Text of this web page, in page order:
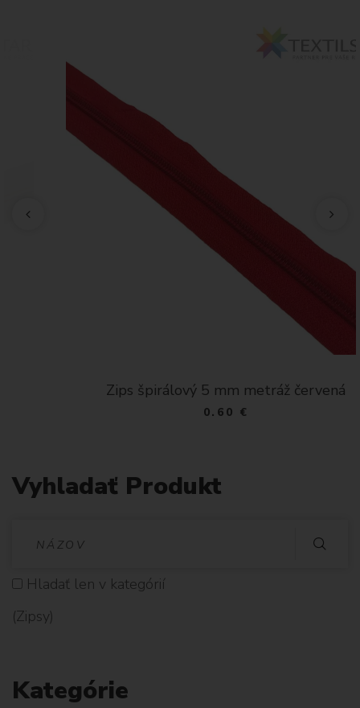
Zips špirálový 5 mm metráž červená
Vyhladať Produkt
D
Hladať len v kategórií
(Zipsy)
Kategórie